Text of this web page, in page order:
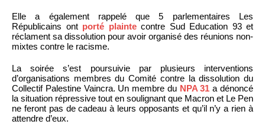
Elle a également rappelé que 5 parlementaires Les
Républicains ont porté plaintecontre Sud Education 93 et
réclament sa dissolution pour avoir organisé des réunions non-
mixtes contre le racisme.
La soirée s’est poursuivie par plusieurs interventions
d’organisations membres du Comité contre la dissolution du
Collectif Palestine Vaincra. Un membre du NPA 31 a dénoncé
la situation répressive tout en soulignant que Macron et Le Pen
ne feront pas de cadeau à leurs opposants et qu’il n’y a rien à
attendre d’eux.